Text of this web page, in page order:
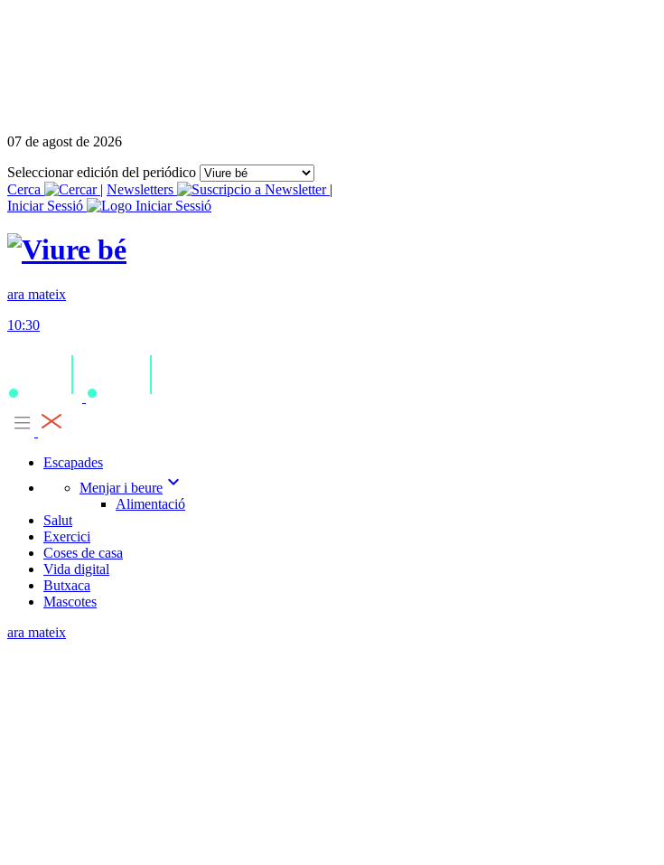
07 de agost de 2026
Seleccionar edición del periódico
Cerca
| Newsletters
|
Iniciar Sessió
ara mateix
10:30
Escapades
Menjar i beure expand_more
Alimentació
Salut
Exercici
Coses de casa
Vida digital
Butxaca
Mascotes
ara mateix